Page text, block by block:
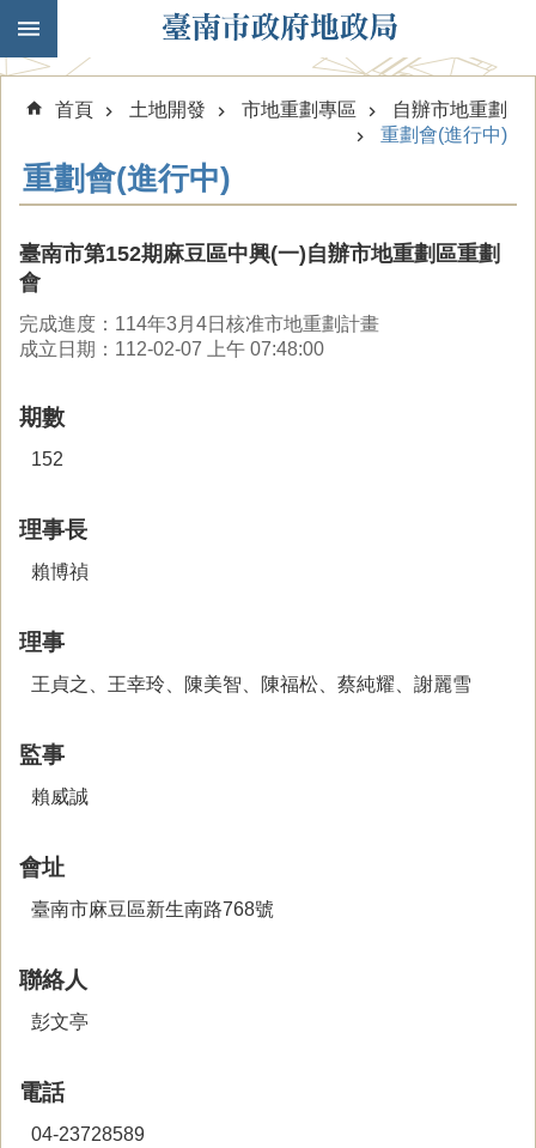
跳到主要內容區塊
首頁 土地開發 市地重劃專區
自辦市地重劃
重劃會(進行中)
重劃會(進行中)
臺南市第152期麻豆區中興(一)自辦市地重劃區重劃
會
完成進度：114年3月4日核准市地重劃計畫
成立日期：112-02-07 上午 07:48:00
期數
152
理事長
賴博禎
理事
王貞之、王幸玲、陳美智、陳福松、蔡純耀、謝麗雪
監事
賴威誠
會址
臺南市麻豆區新生南路768號
聯絡人
彭文亭
電話
04-23728589